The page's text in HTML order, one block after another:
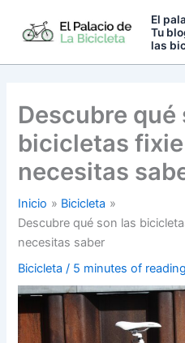
El
Tu
las
Descubre qué
bicicletas
necesitas
Inicio
Bicicleta
Descubre qué son las
necesitas saber
Bicicleta / 5 minutes of reading